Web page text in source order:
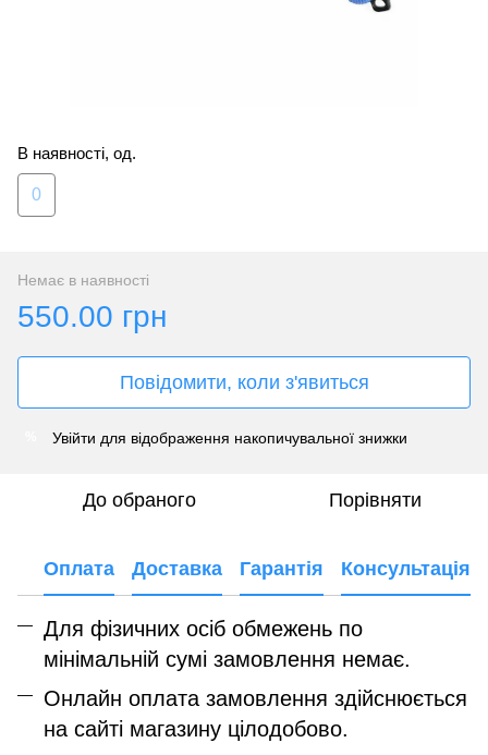
В наявності, од.
0
Немає в наявності
550.00 грн
Повідомити, коли з'явиться
Увійти для відображення накопичувальної знижки
До обраного Порівняти
Оплата Доставка Гарантія Консультація
Для фізичних осіб обмежень по
мінімальній сумі замовлення немає.
Онлайн оплата замовлення здійснюється
на сайті магазину цілодобово.